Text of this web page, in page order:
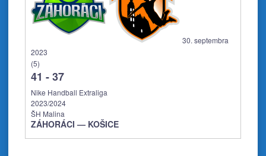
30. septembra
2023
(5)
41 -37
Nike Handball Extraliga
2023/2024
ŠH Malina
ZÁHORÁCI — KOŠICE